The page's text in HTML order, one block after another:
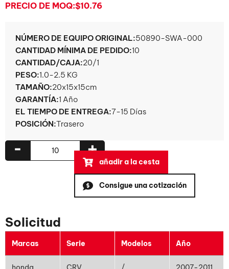
PRECIO DE MOQ:$10.76
NÚMERO DE EQUIPO ORIGINAL:50890-SWA-000
CANTIDAD MÍNIMA DE PEDIDO:10
CANTIDAD/CAJA:20/1
PESO:1.0-2.5 KG
TAMAÑO:20x15x15cm
GARANTÍA:1 Año
EL TIEMPO DE ENTREGA:7-15 Días
POSICIÓN:Trasero
+
-
añadir a la cesta
Consigue una cotización
Solicitud
Marcas Serie Modelos Año